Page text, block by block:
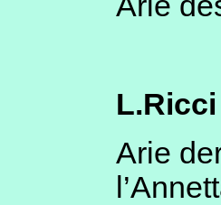
L.Ricci
Arie